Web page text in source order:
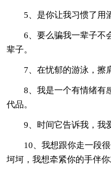
5、是你让我习惯了用
6、要么骗我一辈子不
辈子。
7、在忧郁的游泳，擦
8、我是一个有情绪有
代品。
9、时间它告诉我，我
10、我想跟你走一段
坷坷，我想牵紧你的手伴你